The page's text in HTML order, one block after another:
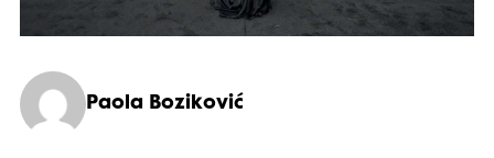
Paola Boziković